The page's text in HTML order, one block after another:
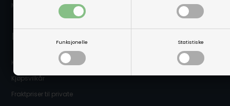
Funksjonelle Statistiske
Mitt Linaa.no (Kundeinnlogging)
Infomasjon
Kontakt oss
Kjøpsvilkår
Fraktpriser til private